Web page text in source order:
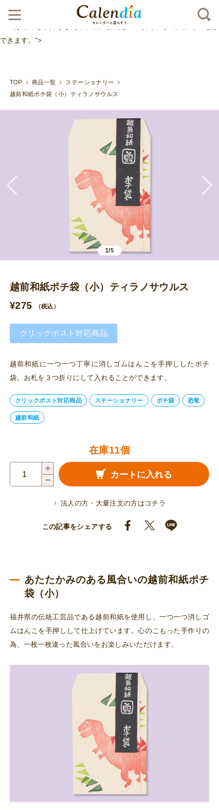
クリックポスト対応商品 越前和紙に一つ一つ丁寧に消し
ゴムはんこを手押ししたポチ袋。お札を３つ折りにして入れることが
できます。">
TOP 商品一覧
ステーショナリー
越前和紙ポチ袋（小）ティラノサウルス
1/5
越前和紙ポチ袋（小）ティラノサウルス
¥275 （税込）
クリックポスト対応商品
越前和紙に一つ一つ丁寧に消しゴムはんこを手押ししたポチ
袋。お札を３つ折りにして入れることができます。
クリックポスト対応商品 ステーショナリー ポチ袋 恐竜
越前和紙
在庫11個
テ
ノ
サ
ウ
カートに入れる
法人の方・大量注文の方はコチラ
この記事をシェアする
あたたかみのある風合いの越前和紙ポチ
袋（小）
福井県の伝統工芸品である越前和紙を使用し、一つ一つ消しゴ
ムはんこを手押しして仕上げています。心のこもった手作りの
為、一枚一枚違った風合いをお楽しみいただけます。